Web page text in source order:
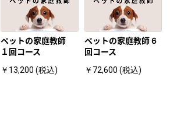
ペットの家庭教師
１回コース
￥13,200 (税込)
ペットの家庭教師 6
回コース
￥72,600 (税込)